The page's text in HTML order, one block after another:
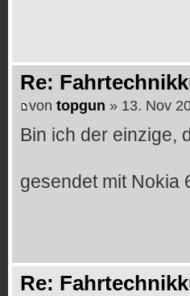
Re:
von topgun » 13. Nov
Bin ich der einzige,
gesendet mit Nokia
Re: